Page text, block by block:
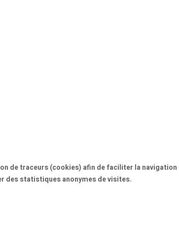
de traceurs (cookies) afin de faciliter la
des statistiques anonymes de visites.